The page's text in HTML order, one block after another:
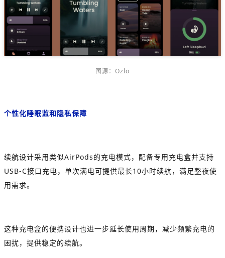
图源：Ozlo
个性化睡眠监和隐私保障
续航设计采用类似AirPods的充电模式，配备专用充电盒并支持
USB-C接口充电，单次满电可提供最长10小时续航，满足整夜使
用需求。
这种充电盒的便携设计也进一步延长使用周期，减少频繁充电的
困扰，提供稳定的续航。